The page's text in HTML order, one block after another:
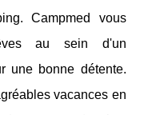
Campmed vous
au sein d'un
une bonne détente.
vacances en